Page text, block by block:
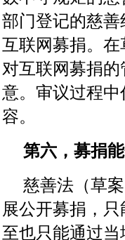
部门登记的慈
互联网募捐。
对互联网募捐
意。审议过程
容。
第六，募捐
慈善法（草
展公开募捐，
至也只能通过